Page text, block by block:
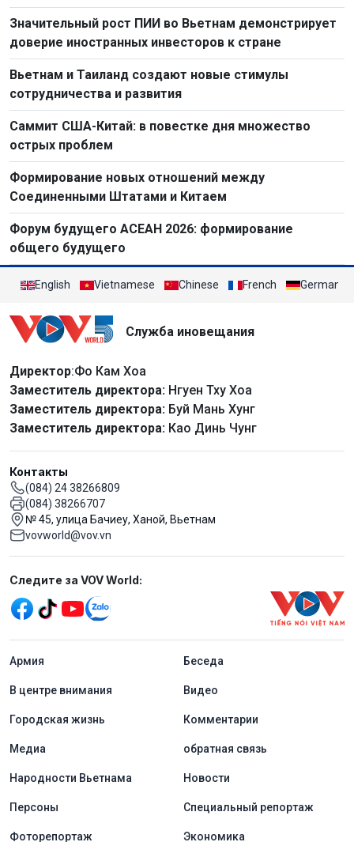
Значительный рост ПИИ во Вьетнам демонстрирует
доверие иностранных инвесторов к стране
Вьетнам и Таиланд создают новые стимулы
сотрудничества и развития
Саммит США-Китай: в повестке дня множество
острых проблем
Формирование новых отношений между
Соединенными Штатами и Китаем
Форум будущего АСЕАН 2026: формирование
общего будущего
English Vietnamese Chinese French German
Служба иновещания
Директор:Фо Кам Хоа
Заместитель директора: Нгуен Тху Хоа
Заместитель директора: Буй Мань Хунг
Заместитель директора: Као Динь Чунг
Контакты
(084) 24 38266809
(084) 38266707
№ 45, улица Бачиеу, Ханой, Вьетнам
vovworld@vov.vn
Mạng xã hội
Следите за VOV World:
menu footer tiếng Nga
Aрмия Беседа
В центре внимания Видео
Городская жизнь Комментарии
Медиа обратная связь
Народности Вьетнама Новости
Персоны Специальный репортаж
Фоторепортаж Экономика